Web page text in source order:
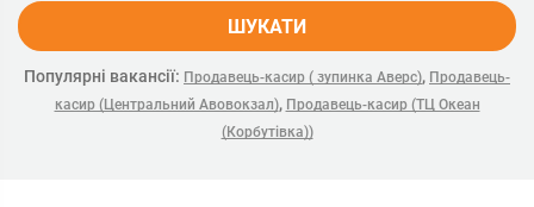
ШУКАТИ
Популярні вакансії: Продавець-касир ( зупинка Аверс), Продавець-
касир (Центральний Авовокзал), Продавець-касир (ТЦ Океан
(Корбутівка))